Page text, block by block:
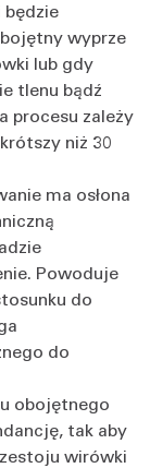
będzie
wyprze
lub gdy
tlenu bądź
procesu zależy
niż 30
ma osłona
Powoduje
do
do
obojętnego
tak aby
wirówki